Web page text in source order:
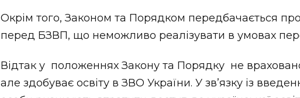
Окрім того, Законом та Порядком передбачається
перед БЗВП, що неможливо реалізувати в умовах
Відтак у положеннях Закону та Порядку не
але здобуває освіту в ЗВО України. У звʼязку із